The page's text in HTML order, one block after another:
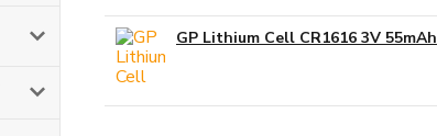
GP Lithium Cell CR1616 3V 55mAh